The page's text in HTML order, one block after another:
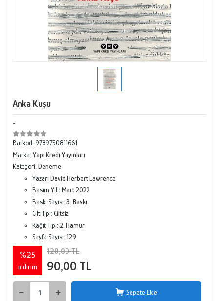
Anka Kuşu
-
Barkod: 9789750811661
Marka: Yapı Kredi Yayınları
Kategori: Deneme
Yazar: David Herbert Lawrence
Basım Yılı: Mart 2022
Baskı Sayısı: 3. Baskı
Cilt Tipi: Ciltsiz
Kağıt Tipi: 2. Hamur
Sayfa Sayısı: 129
%25
indirim
120,00 TL
90,00 TL
Sepete Ekle